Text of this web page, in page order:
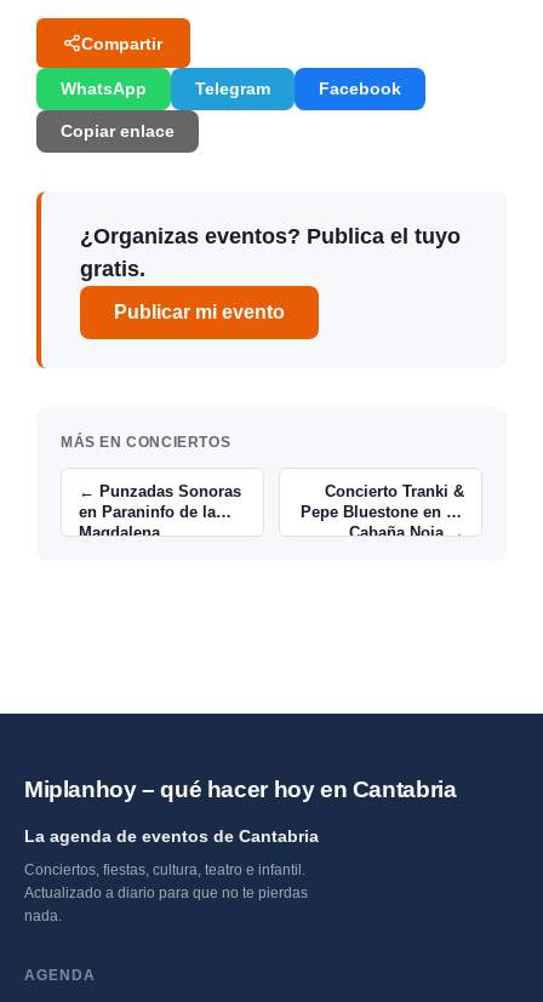
Compartir
WhatsApp Telegram Facebook
Copiar enlace
¿Organizas eventos? Publica el tuyo
gratis.
Publicar mi evento
MÁS EN CONCIERTOS
← Punzadas Sonoras
en Paraninfo de la
Magdalena,
Concierto Tranki &
Pepe Bluestone en La
Cabaña Noja →
Miplanhoy – qué hacer hoy en Cantabria
La agenda de eventos de Cantabria
Conciertos, fiestas, cultura, teatro e infantil.
Actualizado a diario para que no te pierdas
nada.
AGENDA